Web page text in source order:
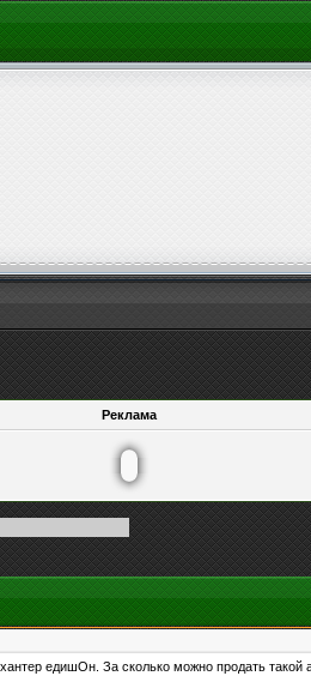
Реклама
едишОн. За сколько можно продать такой